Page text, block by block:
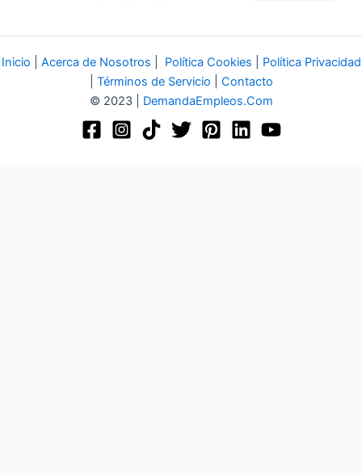
Inicio Acerca de Nosotros Política Cookies
Política Privacidad
Términos de Servicio
Contacto
© 2023 | DemandaEmpleos.Com